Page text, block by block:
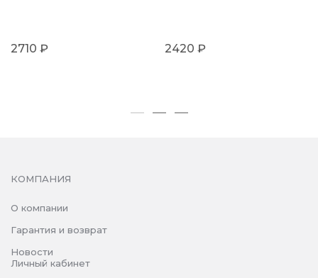
2710 ₽ 2420 ₽
КОМПАНИЯ
О компании
Гарантия и возврат
Новости
Личный кабинет